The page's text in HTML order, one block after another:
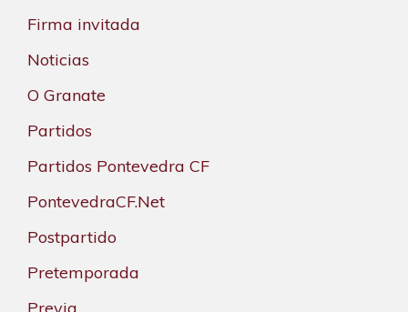
Firma invitada
Noticias
O Granate
Partidos
Partidos Pontevedra CF
PontevedraCF.Net
Postpartido
Pretemporada
Previa